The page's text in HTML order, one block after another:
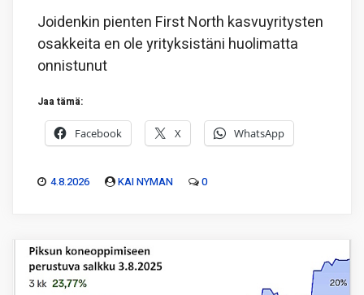
Joidenkin pienten First North kasvuyritysten
osakkeita en ole yrityksistäni huolimatta
onnistunut
Jaa tämä:
Facebook X WhatsApp
4.8.2026 KAI NYMAN 0